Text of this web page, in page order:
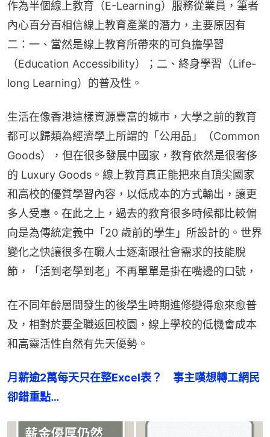
作為半個線上教育（E-Learning）服務從業員，筆者
內心百分百相信線上教育產業的潛力，主要原因有
二：一、當然是線上教育所帶來的可負擔學習
（Education Accessibility）；二、終身學習（Life-
long Learning）的普及性。
生活在像香港這樣資源豐富的城市，大學之前的教育
都可以歸類為經濟學上所謂的「公用品」（Common
Goods），但在很多發展中國家，教育依然是很奢侈
的 Luxury Goods。線上教育真正能把來自頂尖國家
和高校的優質學習內容，以低成本的方式輸出，讓更
多人受惠。在此之上，過去的教育很多時候都比較偏
向是為傳統定義中「20 歲前的學生」所設計的。世界
變化之快讓很多在職人士逐漸跟社會需求的技能脫
節，「活到老學到老」不再單單是掛在嘴邊的口號，
在不同年齡層間發生的後學生時期進修變得愈來愈普
及，相對於要全職返回校園，線上學校的低機會成本
和高靈活性自然有先天優勢。
月薪逾2萬每天只在整Excel表？　事主嘆想轉工網民
卻錯重點…